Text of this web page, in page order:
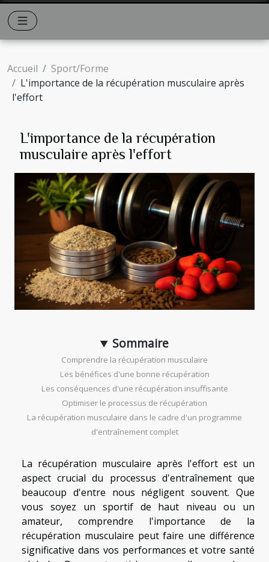
Accueil
Sport/Forme
L'importance de la récupération musculaire après
l'effort
L'importance de la récupération
musculaire après l'effort
Sommaire
Comprendre la récupération musculaire
Les bénéfices d'une bonne récupération
Les conséquences d'une récupération insuffisante
Optimiser le processus de récupération
La récupération musculaire dans le cadre d'un programme
d'entraînement complet
La récupération musculaire après l'effort est un
aspect crucial du processus d'entraînement que
beaucoup d'entre nous négligent souvent. Que
vous soyez un sportif de haut niveau ou un
amateur, comprendre l'importance de la
récupération musculaire peut faire une différence
significative dans vos performances et votre santé